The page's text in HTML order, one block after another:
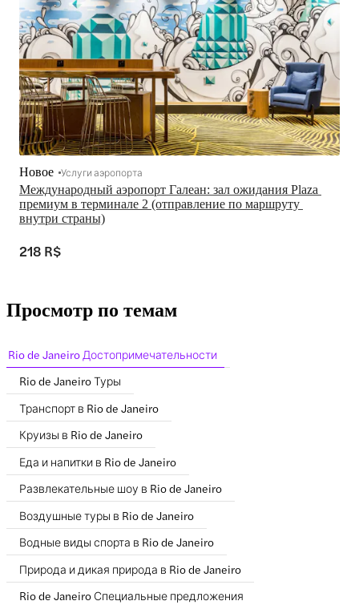
Международный аэропорт Галеан: зал ожидания Plaza
премиум в терминале 2 (отправление по маршруту
внутри страны)
Новое Услуги аэропорта
218 R$
Просмотр по темам
Rio de Janeiro Достопримечательности
Rio de Janeiro Туры
Транспорт в Rio de Janeiro
Круизы в Rio de Janeiro
Еда и напитки в Rio de Janeiro
Развлекательные шоу в Rio de Janeiro
Воздушные туры в Rio de Janeiro
Водные виды спорта в Rio de Janeiro
Природа и дикая природа в Rio de Janeiro
Rio de Janeiro Специальные предложения